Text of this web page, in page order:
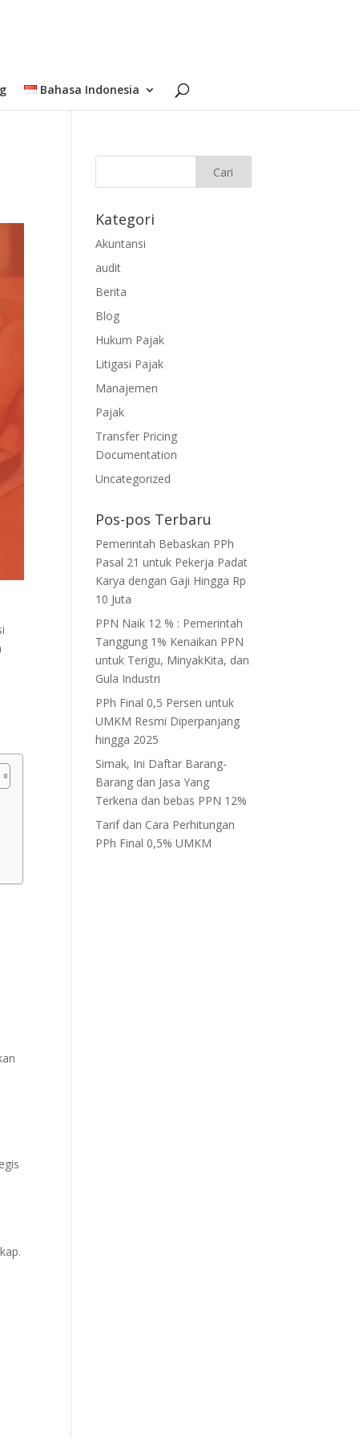
Bahasa Indonesia
Kategori
Akuntansi
audit
Berita
Blog
Hukum Pajak
Litigasi Pajak
Manajemen
Pajak
Transfer Pricing
Documentation
Uncategorized
Pos-pos Terbaru
Pemerintah Bebaskan PPh
Pasal 21 untuk Pekerja Padat
Karya dengan Gaji Hingga Rp
10 Juta
PPN Naik 12 % : Pemerintah
Tanggung 1% Kenaikan PPN
untuk Terigu, MinyakKita, dan
Gula Industri
PPh Final 0,5 Persen untuk
UMKM Resmi Diperpanjang
hingga 2025
Simak, Ini Daftar Barang-
Barang dan Jasa Yang
Terkena dan bebas PPN 12%
Tarif dan Cara Perhitungan
PPh Final 0,5% UMKM